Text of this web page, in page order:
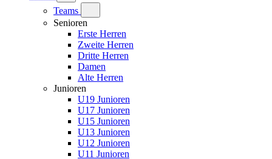
Teams
Senioren
Erste Herren
Zweite Herren
Dritte Herren
Damen
Alte Herren
Junioren
U19 Junioren
U17 Junioren
U15 Junioren
U13 Junioren
U12 Junioren
U11 Junioren